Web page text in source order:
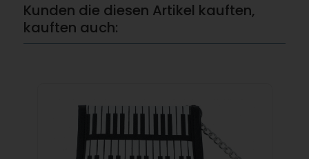
Kunden die diesen Artikel kauften,
kauften auch: